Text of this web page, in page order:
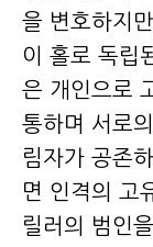
을 변호하지
이 홀로 독립
은 개인으로
통하며 서로
림자가 공존
면 인격의 고
릴러의 범인